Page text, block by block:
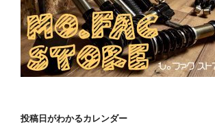
投稿日がわかるカレンダー